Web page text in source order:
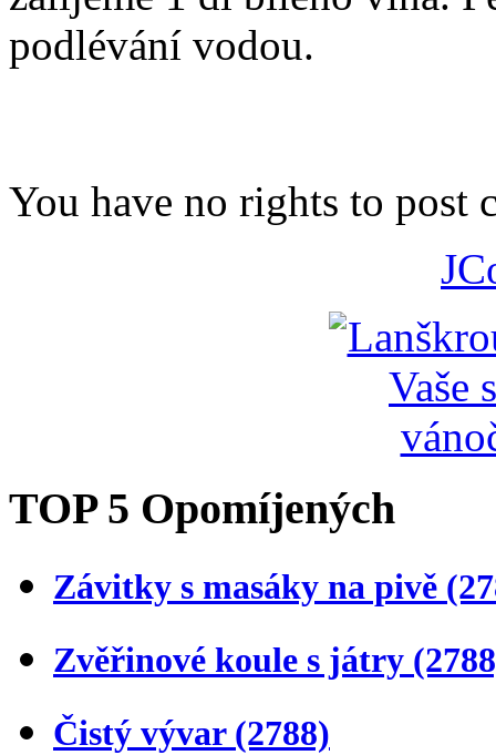
podlévání vodou.
You have no rights to post
TOP 5 Opomíjených
Závitky s masáky na pivě
Zvěřinové koule s játry
Čistý vývar (2788)